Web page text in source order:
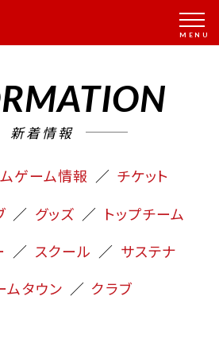
新着情報
ゲーム情報
チケット
グッズ
トップチーム
スクール
サステナ
ムタウン
クラブ